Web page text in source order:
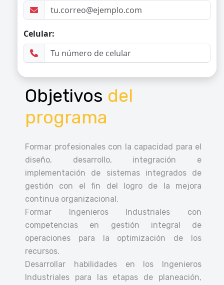
Objetivos del
programa
Formar profesionales con la capacidad para el
diseño, desarrollo, integración e
implementación de sistemas integrados de
gestión con el fin del logro de la mejora
continua organizacional.
Formar Ingenieros Industriales con
competencias en gestión integral de
operaciones para la optimización de los
recursos.
Desarrollar habilidades en los Ingenieros
Industriales para las etapas de planeación,